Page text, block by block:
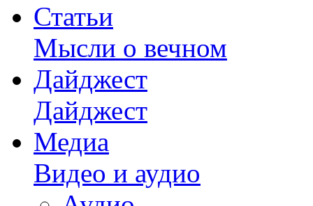
Статьи
Мысли о вечном
Дайджест
Дайджест
Медиа
Видео и аудио